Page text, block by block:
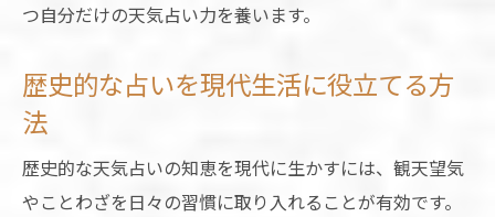
つ自分だけの天気占い力を養います。
歴史的な占いを現代生活に役立てる方
法
歴史的な天気占いの知恵を現代に生かすには、観天望気
やことわざを日々の習慣に取り入れることが有効です。